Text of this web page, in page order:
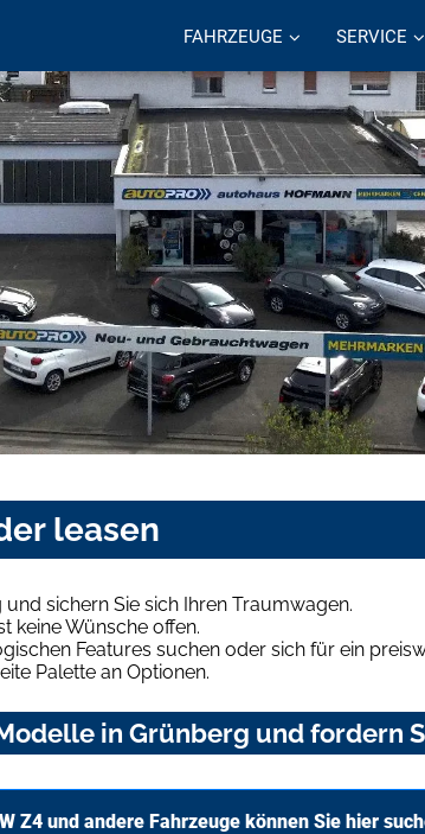
FAHRZEUGE SERVICE
leasen
sichern Sie sich Ihren Traumwagen.
keine Wünsche offen.
Features suchen oder sich für ein
Palette an Optionen.
in Grünberg und fordern
Z4 und andere Fahrzeuge können Sie hier